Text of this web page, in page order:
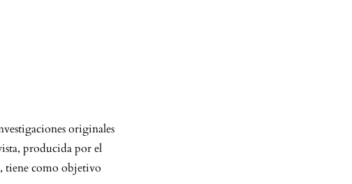
originales
producida por el
tiene como objetivo